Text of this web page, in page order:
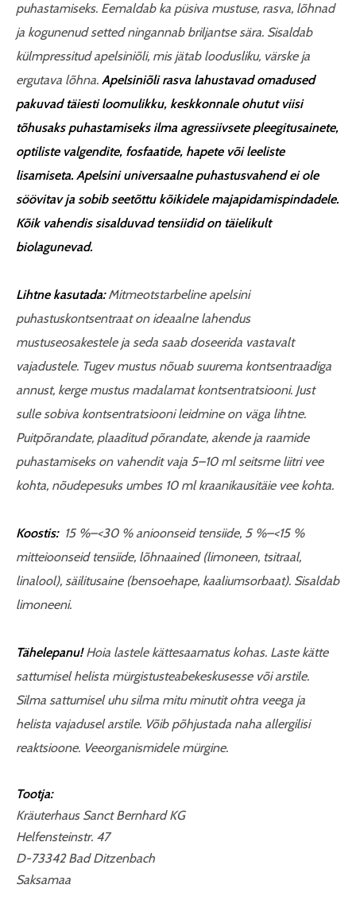
puhastamiseks. Eemaldab ka püsiva mustuse, rasva, lõhnad
ja kogunenud setted ningannab briljantse sära. Sisaldab
külmpressitud apelsiniõli, mis jätab loodusliku, värske ja
ergutava lõhna. Apelsiniõli rasva lahustavad omadused
pakuvad täiesti loomulikku, keskkonnale ohutut viisi
tõhusaks puhastamiseks ilma agressiivsete pleegitusainete,
optiliste valgendite, fosfaatide, hapete või leeliste
lisamiseta. Apelsini universaalne puhastusvahend ei ole
söövitav ja sobib seetõttu kõikidele majapidamispindadele.
Kõik vahendis sisalduvad tensiidid on täielikult
biolagunevad.
Lihtne kasutada:Mitmeotstarbeline apelsini
puhastuskontsentraat on ideaalne lahendus
mustuseosakestele ja seda saab doseerida vastavalt
vajadustele. Tugev mustus nõuab suurema kontsentraadiga
annust, kerge mustus madalamat kontsentratsiooni. Just
sulle sobiva kontsentratsiooni leidmine on väga lihtne.
Puitpõrandate, plaaditud põrandate, akende ja raamide
puhastamiseks on vahendit vaja 5–10 ml seitsme liitri vee
kohta, nõudepesuks umbes 10 ml kraanikausitäie vee kohta.
Koostis: 15 %–<30 % anioonseid tensiide, 5 %–<15 %
mitteioonseid tensiide, lõhnaained (limoneen, tsitraal,
linalool), säilitusaine (bensoehape, kaaliumsorbaat). Sisaldab
limoneeni.
Tähelepanu!Hoia lastele kättesaamatus kohas. Laste kätte
sattu­misel helista mürgistusteabekeskusesse või arstile.
Silma sattumisel uhu silma mitu minutit ohtra veega ja
helista vajadusel arstile. Võib põhjustada naha allergilisi
reaktsioone. Veeorganismidele mürgine.
Tootja:
Kräuterhaus Sanct Bernhard KG
Helfensteinstr. 47
D-73342 Bad Ditzenbach
Saksamaa